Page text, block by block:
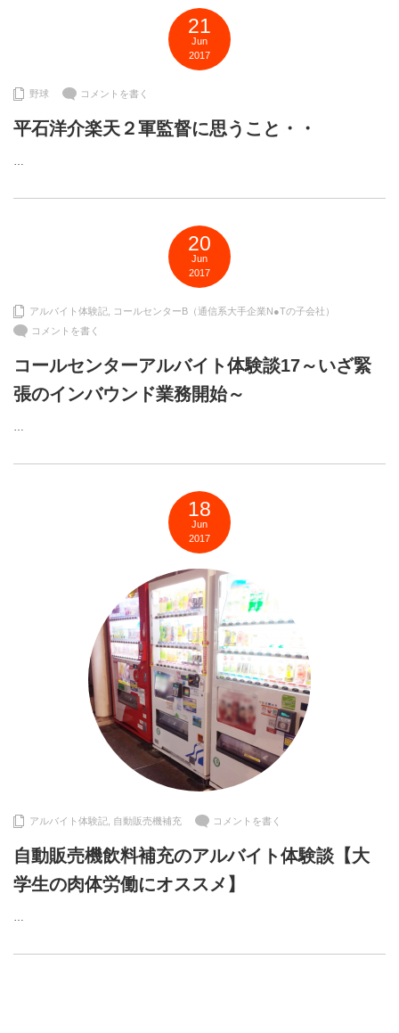
21
Jun
2017
野球 コメントを書く
平石洋介楽天２軍監督に思うこと・・
…
20
Jun
2017
アルバイト体験記
コールセンターB（通信系大手企業N●Tの子会社）
コメントを書く
コールセンターアルバイト体験談17～いざ緊
張のインバウンド業務開始～
…
18
Jun
2017
アルバイト体験記 自動販売機補充 コメントを書く
自動販売機飲料補充のアルバイト体験談【大
学生の肉体労働にオススメ】
…